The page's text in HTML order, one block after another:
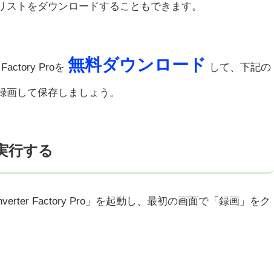
トをダウンロードすることもできます。
Proを 無料ダウンロード して、下記の
して保存しましょう。
行する
Factory Pro」を起動し、最初の画面で「録画」をク